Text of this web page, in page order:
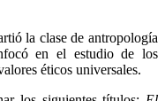
la clase de antropología
en el estudio de los
éticos universales.